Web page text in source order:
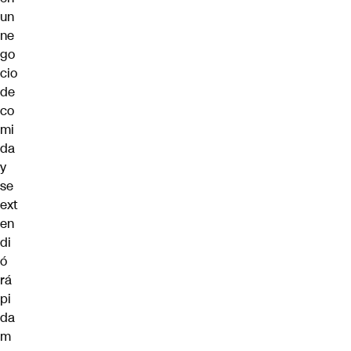
un
ne
go
cio
de
co
mi
da
y
se
ext
en
di
ó
rá
pi
da
m